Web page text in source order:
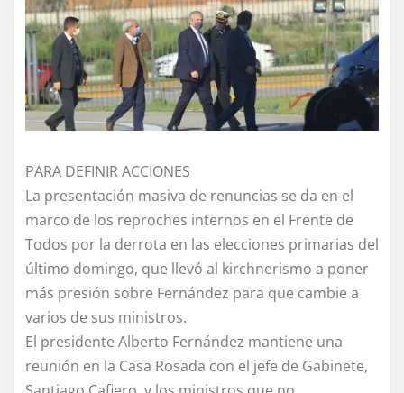
PARA DEFINIR ACCIONES
La presentación masiva de renuncias se da en el
marco de los reproches internos en el Frente de
Todos por la derrota en las elecciones primarias del
último domingo, que llevó al kirchnerismo a poner
más presión sobre Fernández para que cambie a
varios de sus ministros.
El presidente Alberto Fernández mantiene una
reunión en la Casa Rosada con el jefe de Gabinete,